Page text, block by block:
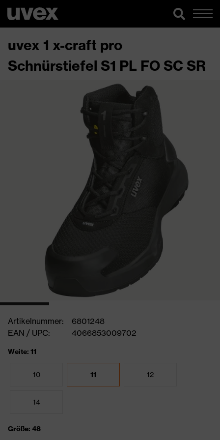
uvex 1 x-craft pro
Schnürstiefel S1 PL FO SC SR
Artikelnummer:
6801248
EAN / UPC:
4066853009702
Weite: 11
10 11 12
14
Größe: 48